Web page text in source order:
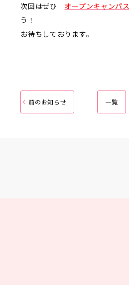
次回はぜひ オープンキャンパス
う！
お待ちしております。
前のお知らせ 一覧